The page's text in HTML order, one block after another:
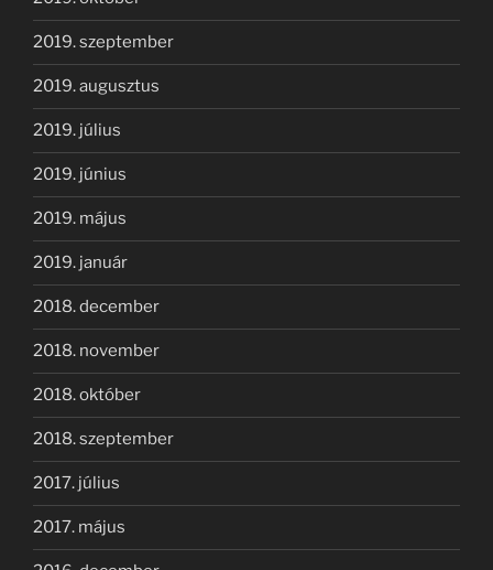
2019. szeptember
2019. augusztus
2019. július
2019. június
2019. május
2019. január
2018. december
2018. november
2018. október
2018. szeptember
2017. július
2017. május